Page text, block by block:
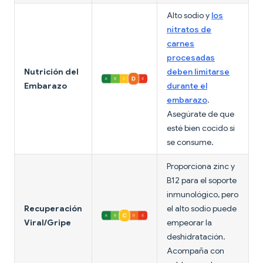
Nutrición del
Embarazo
Alto sodio y los
nitratos de
carnes
procesadas
deben limitarse
durante el
embarazo.
Asegúrate de que
esté bien cocido si
se consume.
Recuperación
Viral/Gripe
Proporciona zinc y
B12 para el soporte
inmunológico, pero
el alto sodio puede
empeorar la
deshidratación.
Acompaña con